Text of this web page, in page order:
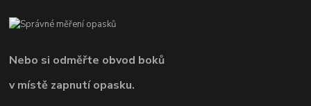
Nebo si odměřte obvod boků
v místě zapnutí opasku.